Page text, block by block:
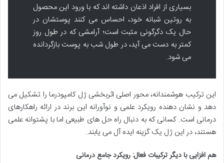
بسیاری از افراد اذعان داشته اند که با ورود این محصول
به روتین شبانه خود، احساس می کنند پوستشان در
حال یک دگرگونی مثبت است؛ آرامشی که در طول روز
کمتر به دست می آید، در طول شب به پوست بازگردانده
می شود.
این ترکیب هوشمندانه، محور اصلی اثربخشی ژل کامپودرما را تشکیل می
دهد و نشان دهنده رویکرد علمی و نوآورانه این برند در ارائه راهکارهای
درمانی است. کسانی که به دنبال راه حل های طبیعی اما با پشتوانه علمی
هستند، در این ژل یک گزینه ایده آل می یابند.
هم افزایی با دیگر ترکیبات فعال: رویکرد جامع درمانی